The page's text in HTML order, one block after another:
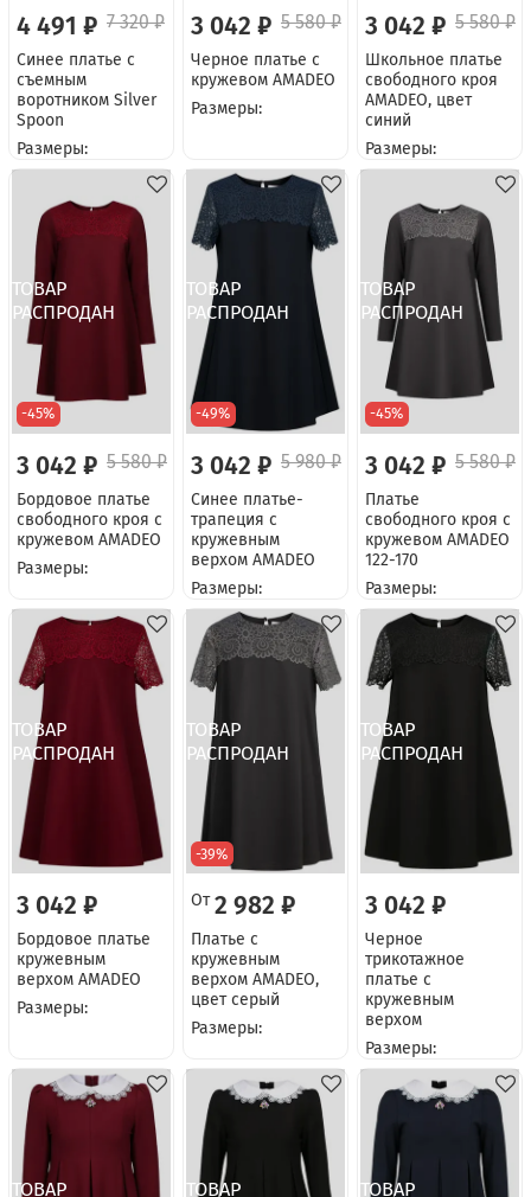
4 491 ₽ 7 320 ₽
Синее платье с
съемным
воротником Silver
Spoon
Размеры:
3 042 ₽ 5 580 ₽
Черное платье с
кружевом AMADEO
Размеры:
3 042 ₽ 5 580 ₽
Школьное платье
свободного кроя
AMADEO, цвет
синий
Размеры:
-45%
3 042 ₽ 5 580 ₽
Бордовое платье
свободного кроя с
кружевом AMADEO
Размеры:
-49%
3 042 ₽ 5 980 ₽
Синее платье-
трапеция с
кружевным
верхом AMADEO
Размеры:
-45%
3 042 ₽ 5 580 ₽
Платье
свободного кроя с
кружевом AMADEO
122-170
Размеры:
3 042 ₽
Бордовое платье
кружевным
верхом AMADEO
Размеры:
-39%
От 2 982 ₽
Платье с
кружевным
верхом AMADEO,
цвет серый
Размеры:
3 042 ₽
Черное
трикотажное
платье с
кружевным
верхом
Размеры: